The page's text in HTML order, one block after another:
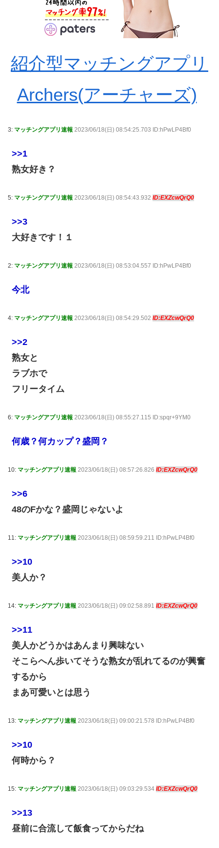
紹介型マッチングアプリ
Archers(アーチャーズ)
3: マッチングアプリ速報 2023/06/18(日) 08:54:25.703 ID:hPwLP4Bf0
>>1
熟女好き？
5: マッチングアプリ速報 2023/06/18(日) 08:54:43.932 ID:EXZcwQrQ0
>>3
大好きです！１
2: マッチングアプリ速報 2023/06/18(日) 08:53:04.557 ID:hPwLP4Bf0
今北
4: マッチングアプリ速報 2023/06/18(日) 08:54:29.502 ID:EXZcwQrQ0
>>2
熟女と
ラブホで
フリータイム
6: マッチングアプリ速報 2023/06/18(日) 08:55:27.115 ID:spqr+9YM0
何歳？何カップ？盛岡？
10: マッチングアプリ速報 2023/06/18(日) 08:57:26.826 ID:EXZcwQrQ0
>>6
48のFかな？盛岡じゃないよ
11: マッチングアプリ速報 2023/06/18(日) 08:59:59.211 ID:hPwLP4Bf0
>>10
美人か？
14: マッチングアプリ速報 2023/06/18(日) 09:02:58.891 ID:EXZcwQrQ0
>>11
美人かどうかはあんまり興味ない
そこらへん歩いてそうな熟女が乱れてるのが興奮
するから
まあ可愛いとは思う
13: マッチングアプリ速報 2023/06/18(日) 09:00:21.578 ID:hPwLP4Bf0
>>10
何時から？
15: マッチングアプリ速報 2023/06/18(日) 09:03:29.534 ID:EXZcwQrQ0
>>13
昼前に合流して飯食ってからだね